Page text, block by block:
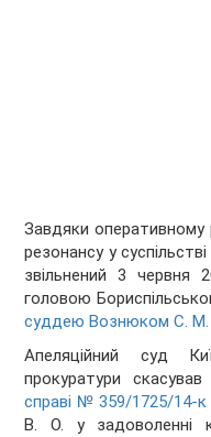
Завдяки
резонансу у
звільнений 3 червня
головою
суддею Вознюком С. М.
Апеляційний суд
прокуратури
справі № 359/1725/14-к
В. О. у задоволенні